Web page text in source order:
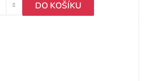
DO KOŠÍKU